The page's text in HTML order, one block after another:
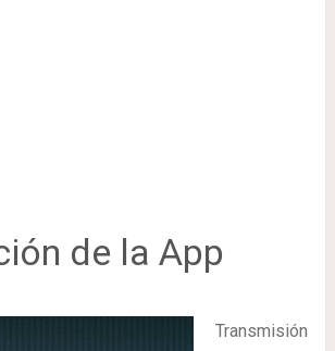
de la App
Transmisión